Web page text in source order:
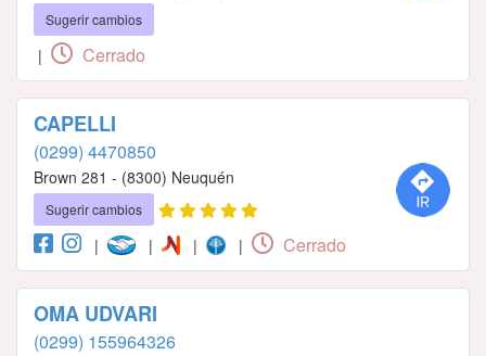
Sugerir cambios
| Cerrado
CAPELLI
(0299) 4470850
Brown 281 - (8300) Neuquén
Sugerir cambios
| | | | Cerrado
OMA UDVARI
(0299) 155964326